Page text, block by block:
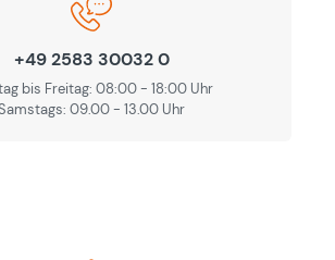
+49 2583 30032 0
bis Freitag: 08:00 - 18:00 Uhr
09.00 - 13.00 Uhr